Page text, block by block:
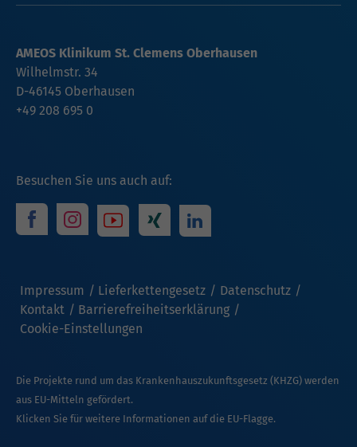
Besuchen Sie uns auch auf:
Impressum Lieferkettengesetz
Datenschutz
Kontakt
Barrierefreiheitserklärung
Cookie-Einstellungen
AMEOS Klinikum St. Clemens Oberhausen
Wilhelmstr. 34
D-46145 Oberhausen
+49 208 695 0
Die Projekte rund um das Krankenhauszukunftsgesetz (KHZG) werden
aus EU-Mitteln gefördert.
Klicken Sie für weitere Informationen auf die EU-Flagge.